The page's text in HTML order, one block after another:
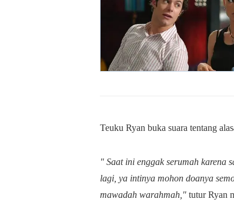
Teuku Ryan buka suara tentang
" Saat ini enggak serumah karena
lagi, ya intinya mohon doanya
mawadah warahmah," tutur Ryan